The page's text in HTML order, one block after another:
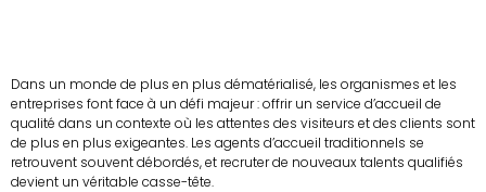
Dans un monde de plus en plus dématérialisé, les organismes et les
entreprises font face à un défi majeur : offrir un service d’accueil de
qualité dans un contexte où les attentes des visiteurs et des clients sont
de plus en plus exigeantes. Les agents d’accueil traditionnels se
retrouvent souvent débordés, et recruter de nouveaux talents qualifiés
devient un véritable casse-tête.